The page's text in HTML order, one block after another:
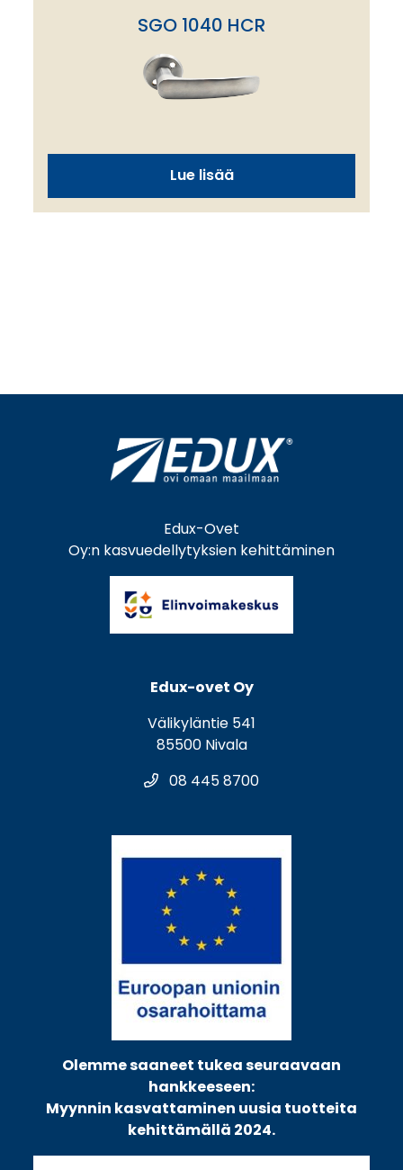
SGO 1040 HCR
Lue lisää
Edux-Ovet
Oy:n kasvuedellytyksien kehittäminen
Edux-ovet Oy
Välikyläntie 541
85500 Nivala
08 445 8700
Olemme saaneet tukea seuraavaan
hankkeeseen:
Myynnin kasvattaminen uusia tuotteita
kehittämällä 2024.